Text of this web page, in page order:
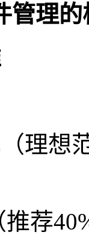
管理
理想
荐